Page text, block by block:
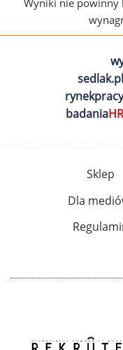
Wyniki nie powinny
sedlak.pl
badaniaHR
Sklep
Dla